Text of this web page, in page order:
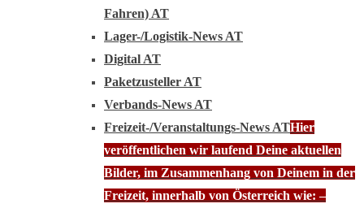
Fahren) AT
Lager-/Logistik-News AT
Digital AT
Paketzusteller AT
Verbands-News AT
Freizeit-/Veranstaltungs-News ATHier
veröffentlichen wir laufend Deine aktuellen
Bilder, im Zusammenhang von Deinem in der
Freizeit, innerhalb von Österreich wie: –